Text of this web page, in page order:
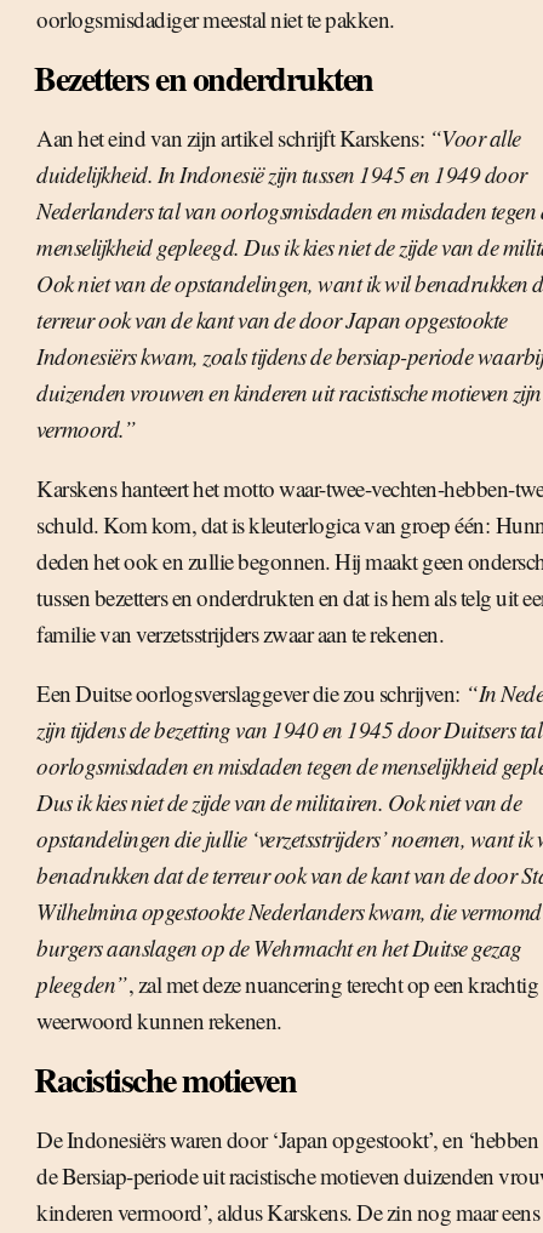
oorlogsmisdadiger meestal niet te pakken.
Bezetters en onderdrukten
Aan het eind van zijn artikel schrijft Karskens: “Voor alle
duidelijkheid. In Indonesië zijn tussen 1945 en 1949 door
Nederlanders tal van oorlogsmisdaden en misdaden tegen
menselijkheid gepleegd. Dus ik kies niet de zijde van de
Ook niet van de opstandelingen, want ik wil benadrukken
terreur ook van de kant van de door Japan opgestookte
Indonesiërs kwam, zoals tijdens de bersiap-periode waarbij
duizenden vrouwen en kinderen uit racistische motieven zijn
vermoord.”
Karskens hanteert het motto waar-twee-vechten-hebben-
schuld. Kom kom, dat is kleuterlogica van groep één:
deden het ook en zullie begonnen. Hij maakt geen
tussen bezetters en onderdrukten en dat is hem als telg uit
familie van verzetsstrijders zwaar aan te rekenen.
Een Duitse oorlogsverslaggever die zou schrijven: “In
zijn tijdens de bezetting van 1940 en 1945 door Duitsers
oorlogsmisdaden en misdaden tegen de menselijkheid
Dus ik kies niet de zijde van de militairen. Ook niet van de
opstandelingen die jullie ‘verzetsstrijders’ noemen, want ik
benadrukken dat de terreur ook van de kant van de door
Wilhelmina opgestookte Nederlanders kwam, die
burgers aanslagen op de Wehrmacht en het Duitse gezag
pleegden”, zal met deze nuancering terecht op een krachtig
weerwoord kunnen rekenen.
Racistische motieven
De Indonesiërs waren door ‘Japan opgestookt’, en
de Bersiap-periode uit racistische motieven duizenden
kinderen vermoord’, aldus Karskens. De zin nog maar eens